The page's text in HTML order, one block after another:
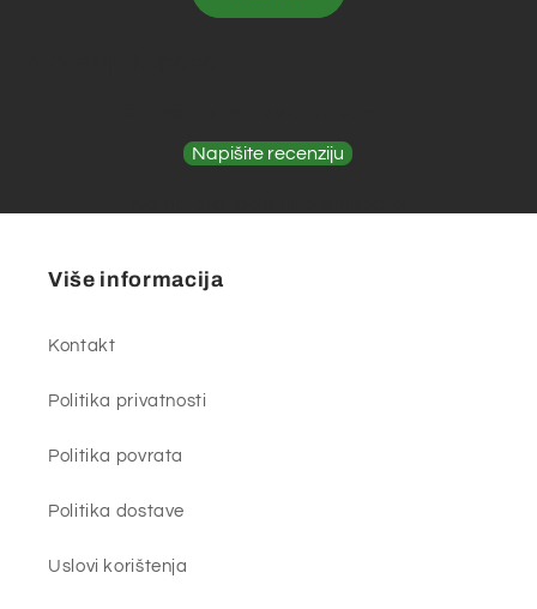
Napišite recenziju
Više informacija
Kontakt
Politika privatnosti
Politika povrata
Politika dostave
Uslovi korištenja